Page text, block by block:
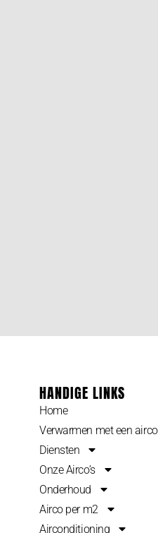
HANDIGE LINKS
Home
Verwarmen met een airco
Diensten
Onze Airco’s
Onderhoud
Airco per m2
Airconditioning